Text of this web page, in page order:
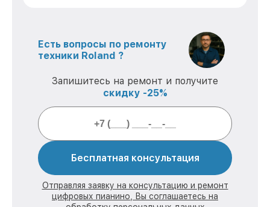
Есть вопросы по ремонту
техники Roland ?
Запишитесь на ремонт и получите
скидку -25%
Бесплатная консультация
Отправляя заявку на консультацию и ремонт
цифровых пианино, Вы соглашаетесь на